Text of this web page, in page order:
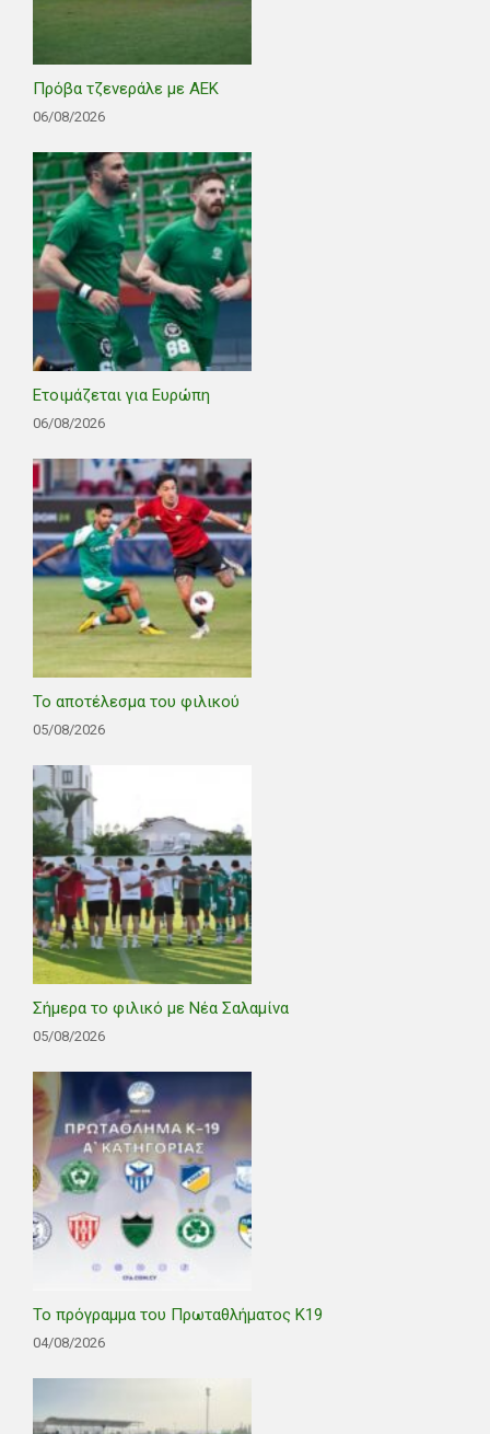
Πρόβα τζενεράλε με ΑΕΚ
06/08/2026
Ετοιμάζεται για Ευρώπη
06/08/2026
Το αποτέλεσμα του φιλικού
05/08/2026
Σήμερα το φιλικό με Νέα Σαλαμίνα
05/08/2026
Το πρόγραμμα του Πρωταθλήματος Κ19
04/08/2026